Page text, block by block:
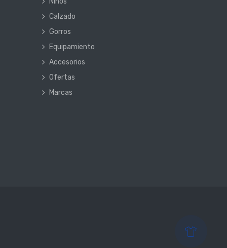
Calzado
Gorros
Equipamiento
Accesorios
Ofertas
Marcas